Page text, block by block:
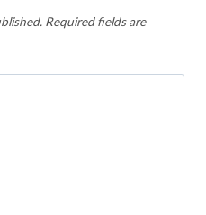
Required fields are